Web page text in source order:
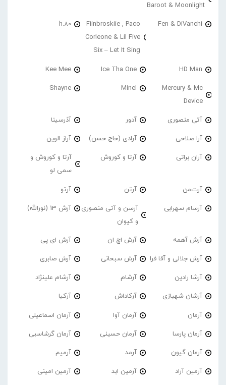
Baroot & Moonlight
Fen & DiVanchi
Fiinbroskiie , Paco
Corleone & Lil Five
Six – Let It Sing
h.80
HD Man
Ice Tha One
Kee Mee
Mercury & Mc
Device
Minel
Shayne
آتی منصوری آدور آذرسینا
آرا صلاحی آرادی (حاج حسن) آراز الوین
آران براتی آرتا و کوروش
آرتا و کوروش و
سمی لو
آرت‌من آرتن آرتو
آرسام سهرابی
آرسن و آتی منصوری
و کیوان
آرش 13 (نورالله)
آرش آهمه آرش اچ ان آرش ای پی
آرش جلالی و آقا فرا آرش سبحانی آرش صابری
آرشا رادین آرشام آرشام علینژاد
آرشان شهبازی آرکاداش آرکیا
آرمان آرمان آوا آرمان اسماعیلی
آرمان پارسا آرمان حسینی آرمان گرشاسبی
آرمان گیون آرمد آرمیم
آرمین آراد آرمین ابد آرمین امینی